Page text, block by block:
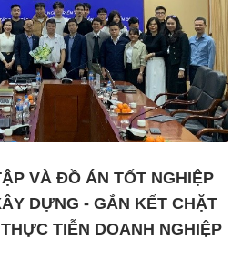
VÀ ĐỒ ÁN TỐT NGHIỆP
DỰNG - GẮN KẾT CHẶT
TIỄN DOANH NGHIỆP